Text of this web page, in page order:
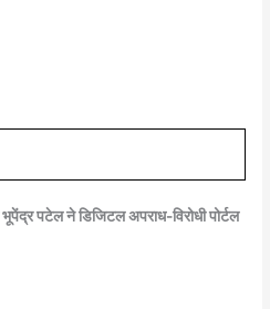
पटेल ने डिजिटल अपराध-विरोधी पोर्टल